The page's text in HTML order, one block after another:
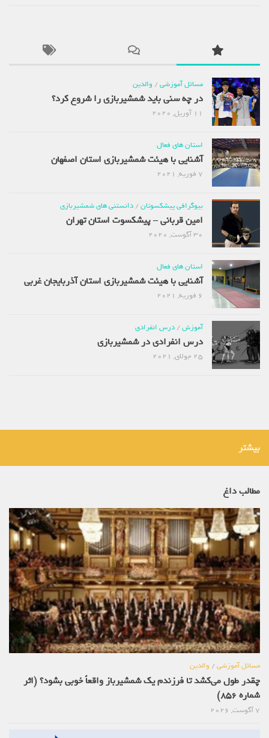
مسائل آموزشی/والدین
در چه سنی باید شمشیربازی را شروع کرد؟
استان های فعال
آشنایی با هیئت شمشیربازی استان اصفهان
بیوگرافی پیشکسوتان/دانستنی های شمشیربازی
امین قربانی – پیشکسوت استان تهران
استان های فعال
آشنایی با هیئت شمشیربازی استان آذربایجان غربی
آموزش/درس انفرادی
درس انفرادی در شمشیربازی
بیشتر
مطالب داغ
مسائل آموزشی/والدین
چقدر طول می‌کشد تا فرزندم یک شمشیرباز واقعاً خوبی بشود؟ (اثر
شماره 856)